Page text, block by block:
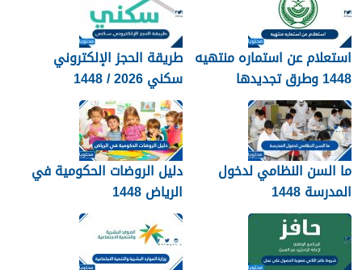
استعلام عن استماره منتهيه
1448 وطرق تجديدها
طريقة الحجز الإلكتروني
سكني 2026 / 1448
بالتفصيل
ما السن النظامي لدخول
المدرسة 1448
دليل الروضات الحكومية في
الرياض 1448